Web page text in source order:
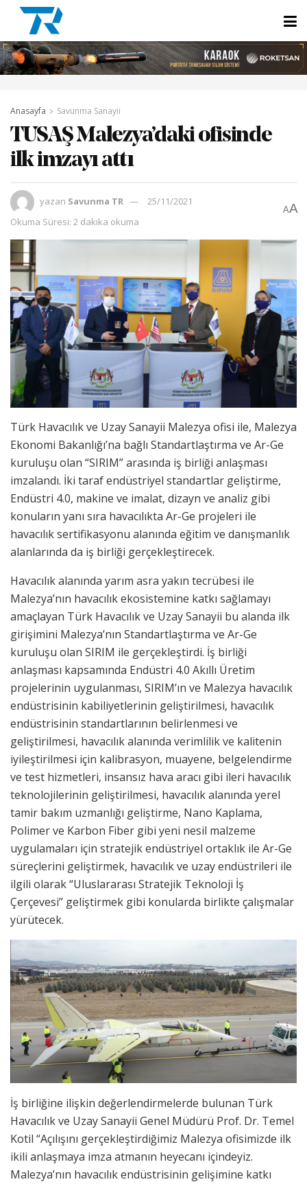
Anasayfa Savunma Sanayii
TUSAŞ Malezya’daki ofisinde
ilk imzayı attı
yazan Savunma TR
25/11/2021
Okuma Süresi: 2 dakika okuma
AA
Türk Havacılık ve Uzay Sanayii Malezya ofisi ile, Malezya
Ekonomi Bakanlığı’na bağlı Standartlaştırma ve Ar-Ge
kuruluşu olan “SIRIM” arasında iş birliği anlaşması
imzalandı. İki taraf endüstriyel standartlar geliştirme,
Endüstri 4.0, makine ve imalat, dizayn ve analiz gibi
konuların yanı sıra havacılıkta Ar-Ge projeleri ile
havacılık sertifikasyonu alanında eğitim ve danışmanlık
alanlarında da iş birliği gerçekleştirecek.
Havacılık alanında yarım asra yakın tecrübesi ile
Malezya’nın havacılık ekosistemine katkı sağlamayı
amaçlayan Türk Havacılık ve Uzay Sanayii bu alanda ilk
girişimini Malezya’nın Standartlaştırma ve Ar-Ge
kuruluşu olan SIRIM ile gerçekleştirdi. İş birliği
anlaşması kapsamında Endüstri 4.0 Akıllı Üretim
projelerinin uygulanması, SIRIM’ın ve Malezya havacılık
endüstrisinin kabiliyetlerinin geliştirilmesi, havacılık
endüstrisinin standartlarının belirlenmesi ve
geliştirilmesi, havacılık alanında verimlilik ve kalitenin
iyileştirilmesi için kalibrasyon, muayene, belgelendirme
ve test hizmetleri, insansız hava aracı gibi ileri havacılık
teknolojilerinin geliştirilmesi, havacılık alanında yerel
tamir bakım uzmanlığı geliştirme, Nano Kaplama,
Polimer ve Karbon Fiber gibi yeni nesil malzeme
uygulamaları için stratejik endüstriyel ortaklık ile Ar-Ge
süreçlerini geliştirmek, havacılık ve uzay endüstrileri ile
ilgili olarak “Uluslararası Stratejik Teknoloji İş
Çerçevesi” geliştirmek gibi konularda birlikte çalışmalar
yürütecek.
İş birliğine ilişkin değerlendirmelerde bulunan Türk
Havacılık ve Uzay Sanayii Genel Müdürü Prof. Dr. Temel
Kotil “Açılışını gerçekleştirdiğimiz Malezya ofisimizde ilk
ikili anlaşmaya imza atmanın heyecanı içindeyiz.
Malezya’nın havacılık endüstrisinin gelişimine katkı